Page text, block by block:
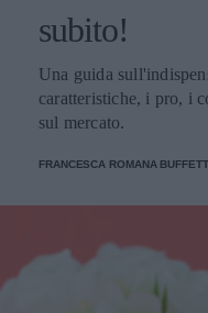
subito!
Una guida
caratteristiche, i pro, i
sul mercato.
FRANCESCA ROMANA